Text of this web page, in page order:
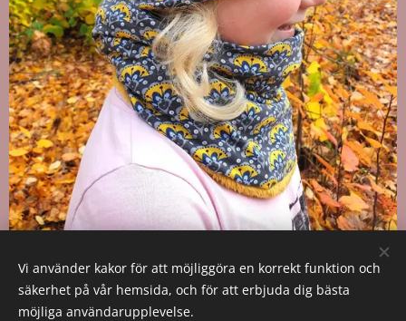
Vi använder kakor för att möjliggöra en korrekt funktion och
säkerhet på vår hemsida, och för att erbjuda dig bästa
möjliga användarupplevelse.